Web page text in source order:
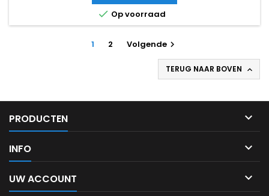
 Op voorraad
1 2 Volgende 
TERUG NAAR BOVEN 
PRODUCTEN 
INFO 
UW ACCOUNT 